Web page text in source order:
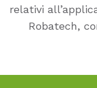
relativi
Robatech,